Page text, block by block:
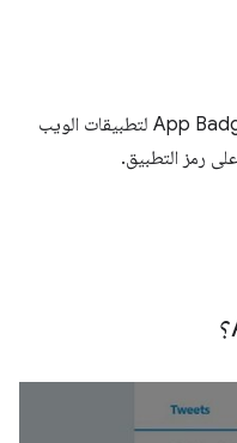
تسمح واجهة برمجة التطبيقات App Badging API لتطبيقات الويب
رمز التطبيق.